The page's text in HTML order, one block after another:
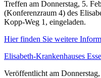
Treffen am Donnerstag, 5.
(Konferenzraum 4) des
Kopp-Weg 1, eingeladen.
Hier finden Sie weitere
Elisabeth-Krankenhauses
Veröffentlicht am